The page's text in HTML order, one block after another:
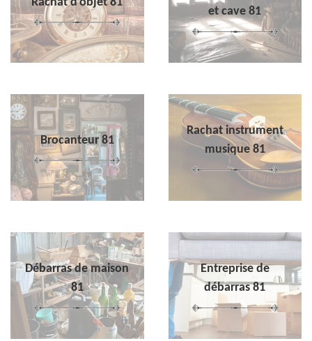
et cave 81
Brocanteur 81
Rachat instrument
musique 81
Débarras de maison
81
Entreprise de
débarras 81